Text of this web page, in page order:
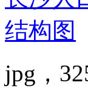
jpg，